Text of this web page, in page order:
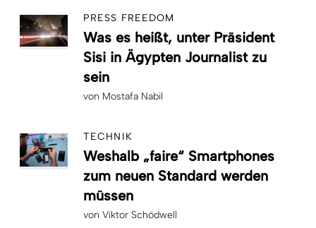
PRESS FREEDOM
Was es heißt, unter Präsident
Sisi in Ägypten Journalist zu
sein
von Mostafa Nabil
TECHNIK
Weshalb „faire“ Smartphones
zum neuen Standard werden
müssen
von Viktor Schödwell